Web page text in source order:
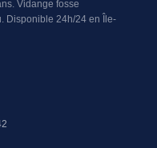
Vidange fosse
Disponible 24h/24 en Île-